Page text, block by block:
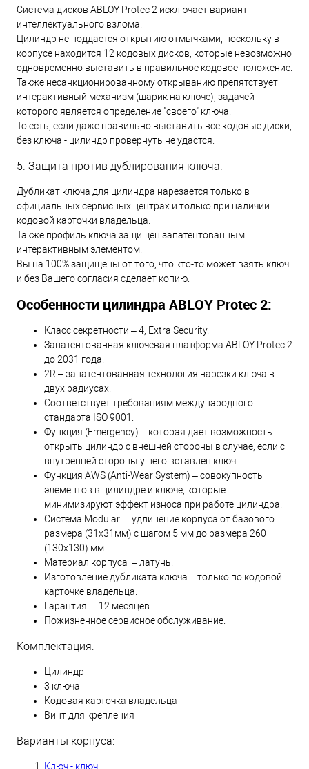
Система дисков ABLOY Protec 2 исключает вариант
интеллектуального взлома.
Цилиндр не поддается открытию отмычками, поскольку в
корпусе находится 12 кодовых дисков, которые невозможно
одновременно выставить в правильное кодовое положение.
Также несанкционированному открыванию препятствует
интерактивный механизм (шарик на ключе), задачей
которого является определение "своего" ключа.
То есть, если даже правильно выставить все кодовые диски,
без ключа - цилиндр провернуть не удастся.
5. Защита против дублирования ключа.
Дубликат ключа для цилиндра нарезается только в
официальных сервисных центрах и только при наличии
кодовой карточки владельца.
Также профиль ключа защищен запатентованным
интерактивным элементом.
Вы на 100% защищены от того, что кто-то может взять ключ
и без Вашего согласия сделает копию.
Особенности цилиндра ABLOY Protec 2:
Класс секретности – 4, Extra Security.
Запатентованная ключевая платформа ABLOY Protec 2
до 2031 года.
2R – запатентованная технология нарезки ключа в
двух радиусах.
Соответствует требованиям международного
стандарта ISO 9001.
Функция (Emergency) – которая дает возможность
открыть цилиндр с внешней стороны в случае, если с
внутренней стороны у него вставлен ключ.
Функция AWS (Anti-Wear System) – совокупность
элементов в цилиндре и ключе, которые
минимизируют эффект износа при работе цилиндра.
Система Modular – удлинение корпуса от базового
размера (31х31мм) с шагом 5 мм до размера 260
(130х130) мм.
Материал корпуса – латунь.
Изготовление дубликата ключа – только по кодовой
карточке владельца.
Гарантия – 12 месяцев.
Пожизненное сервисное обслуживание.
Комплектация:
Цилиндр
3 ключа
Кодовая карточка владельца
Винт для крепления
Варианты корпуса:
Ключ - ключ